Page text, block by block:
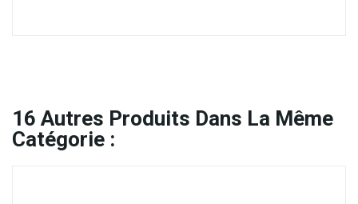
16 Autres Produits Dans La Même
Catégorie :